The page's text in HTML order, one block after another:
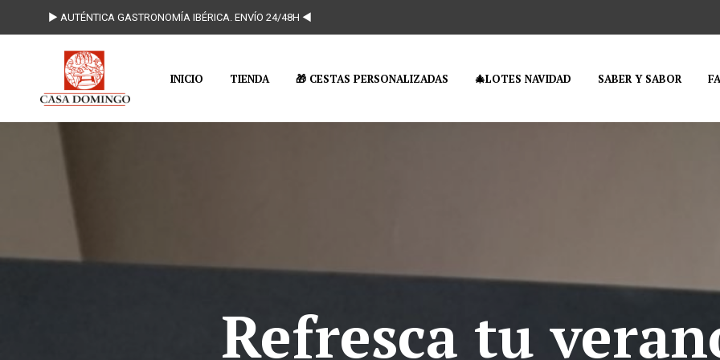
► AUTÉNTICA GASTRONOMÍA IBÉRICA. ENVÍO 24/48H ◄
INICIO TIENDA 🎁 CESTAS PERSONALIZADAS 🎄LOTES NAVIDAD SABER Y SABOR
Refresca tu